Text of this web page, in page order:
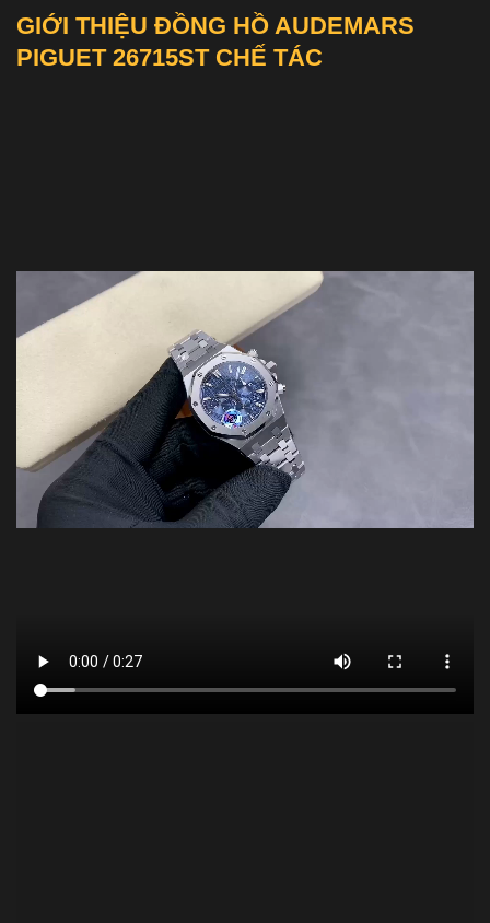
GIỚI THIỆU ĐỒNG HỒ AUDEMARS
PIGUET 26715ST CHẾ TÁC